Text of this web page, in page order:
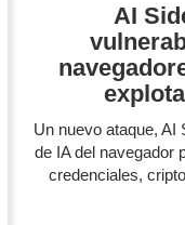
AI
Un nuevo ataque, AI
de IA del navegador
credenciales,